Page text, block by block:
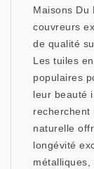
Maisons Du
couvreurs
de qualité
Les tuiles
populaires
leur beauté
recherchent
naturelle
longévité